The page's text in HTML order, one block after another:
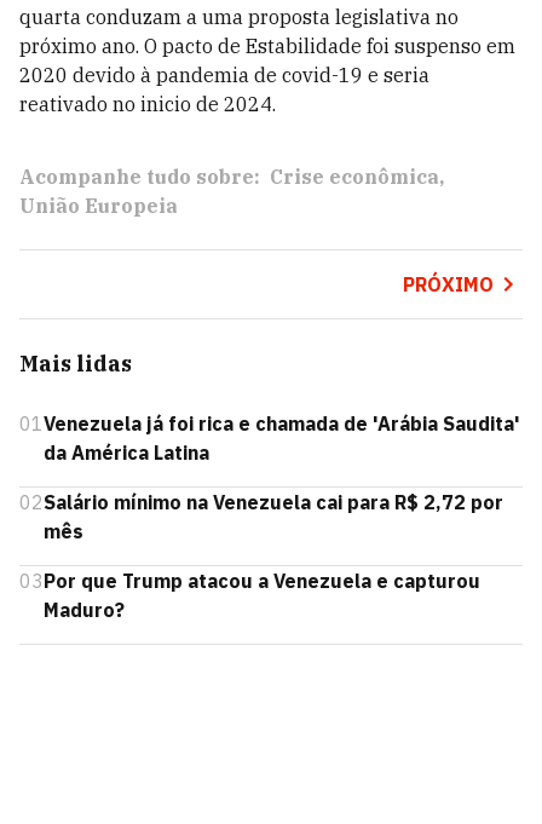
quarta conduzam a uma proposta legislativa no
próximo ano. O pacto de Estabilidade foi suspenso em
2020 devido à pandemia de covid-19 e seria
reativado no inicio de 2024.
Acompanhe tudo sobre: Crise econômica
União Europeia
PRÓXIMO
Mais lidas
01Venezuela já foi rica e chamada de 'Arábia Saudita'
da América Latina
02Salário mínimo na Venezuela cai para R$ 2,72 por
mês
03Por que Trump atacou a Venezuela e capturou
Maduro?